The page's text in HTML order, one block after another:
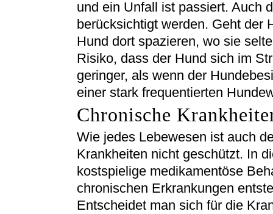
und ein Unfall ist passiert. Auch
berücksichtigt werden. Geht der
Hund dort spazieren, wo sie
Risiko, dass der Hund sich im
geringer, als wenn der
einer stark frequentierten
Chronische
Wie jedes Lebewesen ist auch
Krankheiten nicht geschützt. In
kostspielige medikamentöse
chronischen Erkrankungen
Entscheidet man sich für die